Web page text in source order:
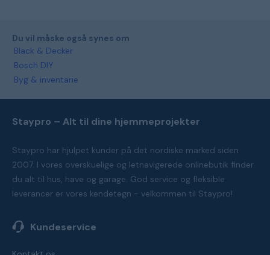
Du vil måske også synes om
Black & Decker
Bosch DIY
Byg & inventarie
Staypro – Alt til dine hjemmeprojekter
Staypro har hjulpet kunder på det nordiske marked siden
2007. I vores overskuelige og letnavigerede onlinebutik finder
du alt til hus, have og garage. God service og fleksible
leverancer er vores kendetegn - velkommen til Staypro!
Kundeservice